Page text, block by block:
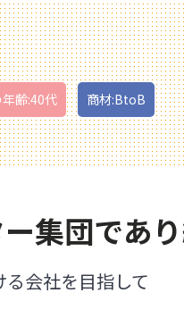
齢:40代 商材:BtoB
集団であ
会社を目指して